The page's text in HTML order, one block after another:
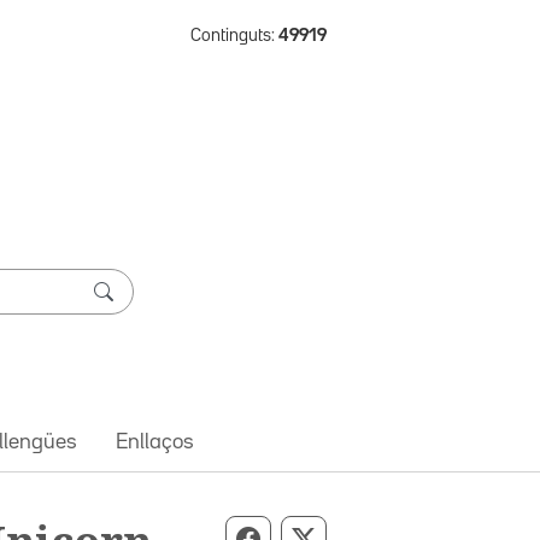
Continguts: 49919
Enllaços